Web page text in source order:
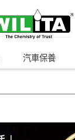
汽車保養